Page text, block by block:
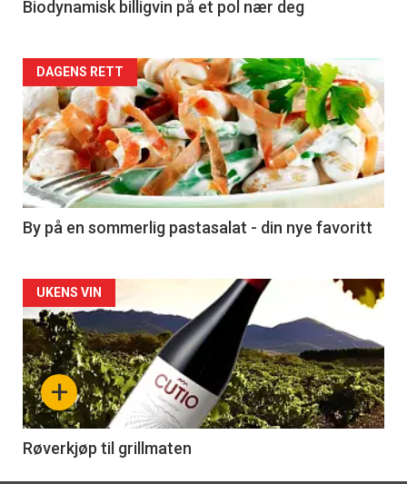
4
Biodynamisk billigvin på et pol nær deg
Forsiden
akkurat
nå
-
5
DAGENS RETT
By på en sommerlig pastasalat - din nye favoritt
Forsiden
akkurat
nå
-
6
+
UKENS VIN
Røverkjøp til grillmaten